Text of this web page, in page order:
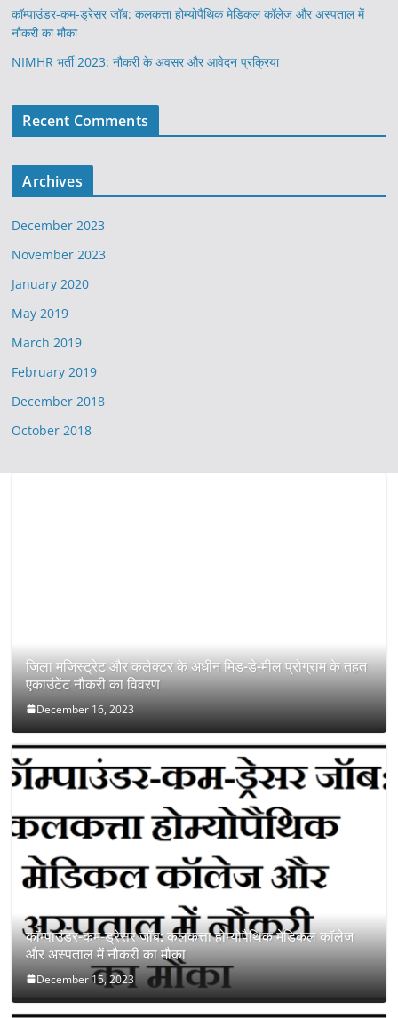
कॉम्पाउंडर-कम-ड्रेसर जॉब: कलकत्ता होम्योपैथिक मेडिकल कॉलेज और अस्पताल में
नौकरी का मौका
NIMHR भर्ती 2023: नौकरी के अवसर और आवेदन प्रक्रिया
Recent Comments
Archives
December 2023
November 2023
January 2020
May 2019
March 2019
February 2019
December 2018
October 2018
जिला मजिस्ट्रेट और कलेक्टर के अधीन मिड-डे-मील प्रोग्राम के तहत
एकाउंटेंट नौकरी का विवरण
December 16, 2023
कॉम्पाउंडर-कम-ड्रेसर जॉब: कलकत्ता होम्योपैथिक मेडिकल कॉलेज
और अस्पताल में नौकरी का मौका
December 15, 2023